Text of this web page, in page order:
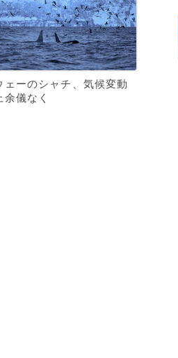
ェーのシャチ、気候変動
余儀なく